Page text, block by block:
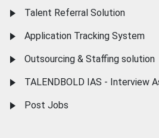
Talent Referral Solution
Application Tracking System
Outsourcing & Staffing solution
TALENDBOLD IAS - Interview
Post Jobs